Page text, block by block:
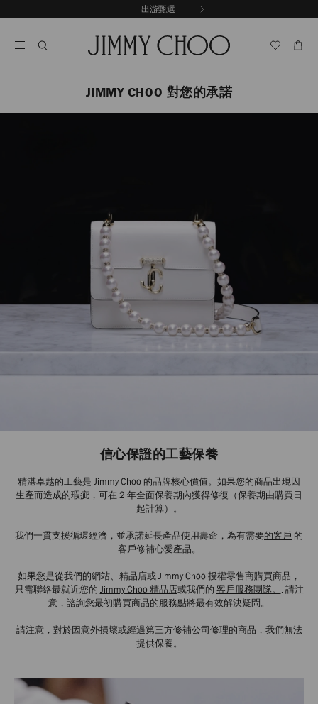
至
出游甄選
JIMMY CHOO 對您的承諾
信心保證的工藝保養
精湛卓越的工藝是 Jimmy Choo 的品牌核心價值。如果您的商品出現因
生產而造成的瑕疵，可在 2 年全面保養期內獲得修復（保養期由購買日
起計算）。
我們一貫支援循環經濟，並承諾延長產品使用壽命，為有需要的客戶 的
客戶修補心愛產品。
如果您是從我們的網站、精品店或 Jimmy Choo 授權零售商購買商品，
只需聯絡最就近您的 Jimmy Choo 精品店或我們的 客戶服務團隊。 . 請注
意，諮詢您最初購買商品的服務點將最有效解決疑問。
請注意，對於因意外損壞或經過第三方修補公司修理的商品，我們無法
提供保養。